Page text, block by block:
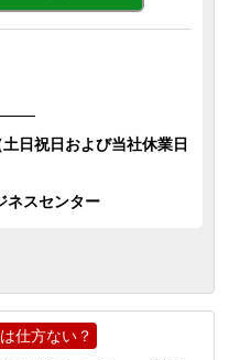
日祝日および当社休業日
ネスセンター
仕方ない？